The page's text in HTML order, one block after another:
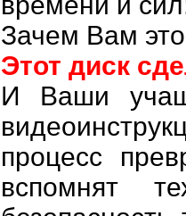
Зачем Вам
Этот диск
И Ваши
процесс
вспомнят